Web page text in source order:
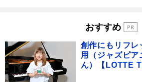
おすすめ
創作にもリフレ
用（ジャズピ
ん）【LOTTE